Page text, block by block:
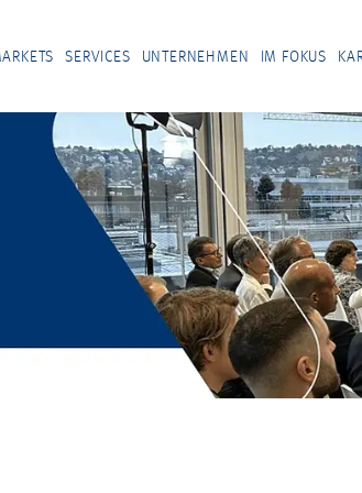
SERVICES UNTERNEHMEN IM FOKUS